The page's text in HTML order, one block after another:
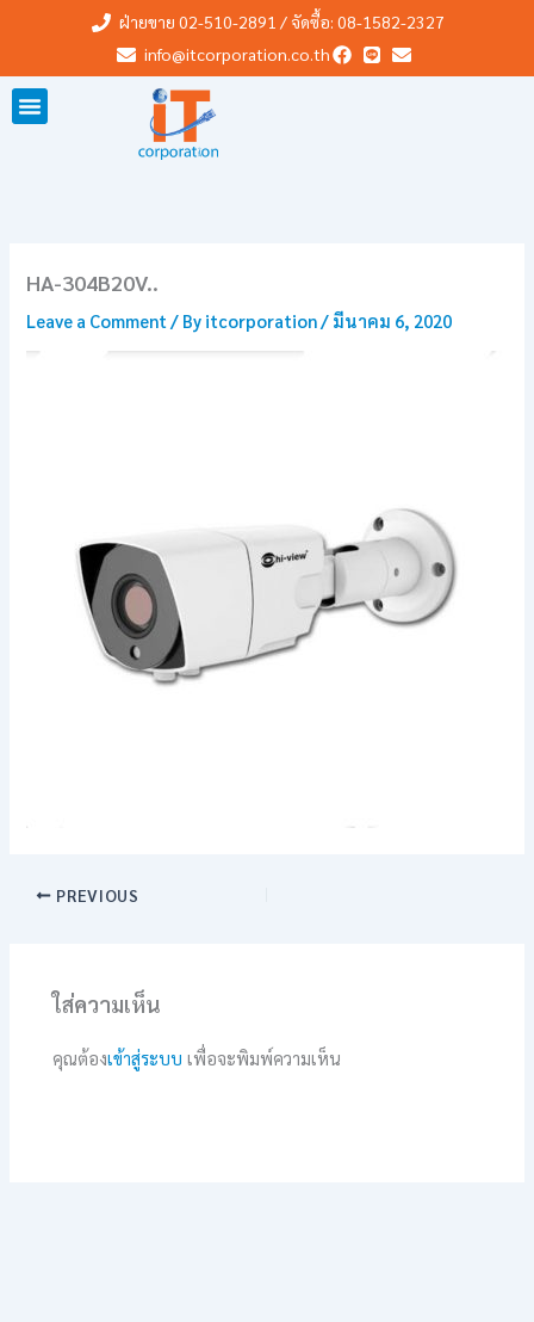
ฝ่ายขาย 02-510-2891 / จัดซื้อ: 08-1582-2327
info@itcorporation.co.th
HA-304B20V..
Leave a Comment / By itcorporation/ มีนาคม 6, 2020
PREVIOUS
ใส่ความเห็น
คุณต้องเข้าสู่ระบบ เพื่อจะพิมพ์ความเห็น